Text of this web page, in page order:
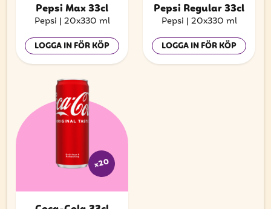
Pepsi Max 33cl
Pepsi | 20x330 ml
LOGGA IN FÖR KÖP
Pepsi Regular 33cl
Pepsi | 20x330 ml
LOGGA IN FÖR KÖP
x20